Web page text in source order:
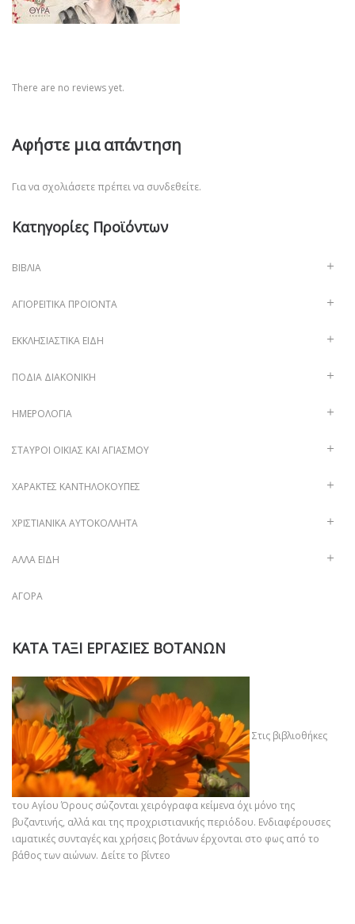
There are no reviews yet.
Αφήστε μια απάντηση
Για να σχολιάσετε πρέπει να συνδεθείτε.
Κατηγορίες Προϊόντων
ΒΙΒΛΊΑ
ΑΓΙΟΡΕΊΤΙΚΑ ΠΡΟΪΌΝΤΑ
ΕΚΚΛΗΣΙΑΣΤΙΚΆ ΕΊΔΗ
ΠΟΔΙΆ ΔΙΑΚΟΝΙΚΉ
ΗΜΕΡΟΛΌΓΙΑ
ΣΤΑΥΡΟΊ ΟΙΚΊΑΣ ΚΑΙ ΑΓΙΑΣΜΟΎ
ΧΑΡΑΚΤΈΣ ΚΑΝΤΗΛΌΚΟΥΠΕΣ
ΧΡΙΣΤΙΑΝΙΚΆ ΑΥΤΟΚΌΛΛΗΤΑ
ΑΛΛΑ ΕΙΔΗ
ΑΓΟΡΆ
ΚΑΤΑ ΤΑΞΙ ΕΡΓΑΣΙΕΣ ΒΟΤΑΝΩΝ
Στις βιβλιοθήκες
του Αγίου Όρους σώζονται χειρόγραφα κείμενα όχι μόνο της
βυζαντινής, αλλά και της προχριστιανικής περιόδου. Ενδιαφέρουσες
ιαματικές συνταγές και χρήσεις βοτάνων έρχονται στο φως από το
βάθος των αιώνων. Δείτε το βίντεο